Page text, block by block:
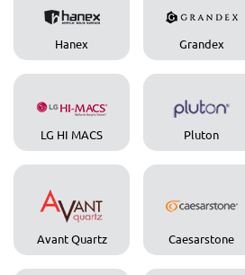
Hanex Grandex
LG HI MACS Pluton
Avant Quartz Caesarstone